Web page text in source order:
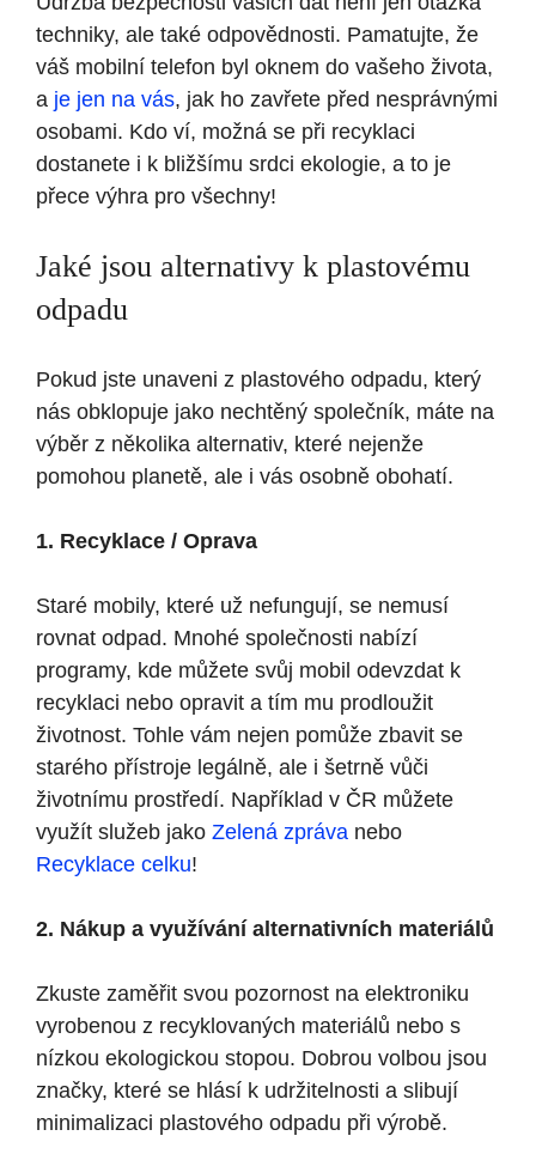
techniky, ale také odpovědnosti. Pamatujte, že
váš mobilní telefon byl oknem do vašeho života,
a je jen na vás, jak ho zavřete před nesprávnými
osobami. Kdo ví, možná se při recyklaci
dostanete i k bližšímu srdci ekologie, a to je
přece výhra pro všechny!
Jaké jsou alternativy k plastovému
odpadu
Pokud jste unaveni z plastového odpadu, který
nás obklopuje jako nechtěný společník, máte na
výběr z několika alternativ, které nejenže
pomohou planetě, ale i vás osobně obohatí.
1. Recyklace / Oprava
Staré mobily, které už nefungují, se nemusí
rovnat odpad. Mnohé společnosti nabízí
programy, kde můžete svůj mobil odevzdat k
recyklaci nebo opravit a tím mu prodloužit
životnost. Tohle vám nejen pomůže zbavit se
starého přístroje legálně, ale i šetrně vůči
životnímu prostředí. Například v ČR můžete
využít služeb jako Zelená zpráva nebo
Recyklace celku!
2. Nákup a využívání alternativních materiálů
Zkuste zaměřit svou pozornost na elektroniku
vyrobenou z recyklovaných materiálů nebo s
nízkou ekologickou stopou. Dobrou volbou jsou
značky, které se hlásí k udržitelnosti a slibují
minimalizaci plastového odpadu při výrobě.